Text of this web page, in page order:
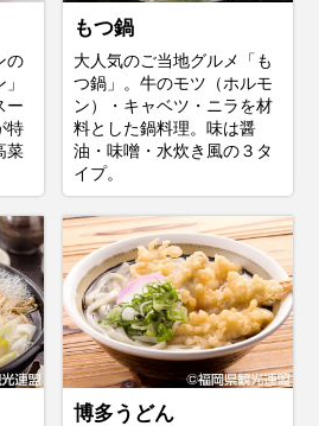
の
ー
特
菜
もつ鍋
大人気のご当地グルメ「も
つ鍋」。牛のモツ（ホルモ
ン）・キャベツ・ニラを材
料とした鍋料理。味は醤
油・味噌・水炊き風の３タ
イプ。
博多うどん